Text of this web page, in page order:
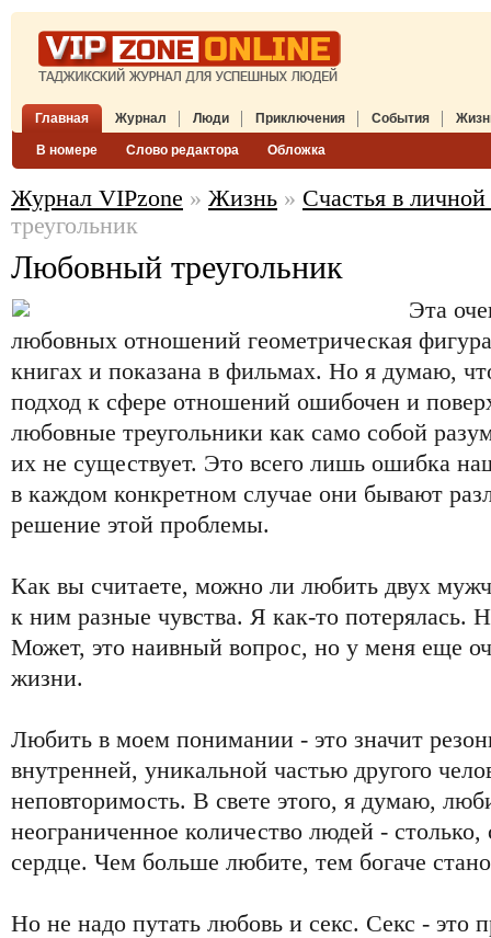
Главная Журнал
В номере Слово редактора Обложка
Люди Приключения События
Журнал VIPzone » Жизнь » Счастья в
треугольник
Любовный треугольник
Эта
любовных отношений геометрическая
книгах и показана в фильмах. Но я думаю,
подход к сфере отношений ошибочен и
любовные треугольники как само собой
их не существует. Это всего лишь ошибка
в каждом конкретном случае они бывают
решение этой проблемы.
Как вы считаете, можно ли любить двух
к ним разные чувства. Я как-то потерялась.
Может, это наивный вопрос, но у меня еще
жизни.
Любить в моем понимании - это значит
внутренней, уникальной частью другого
неповторимость. В свете этого, я думаю,
неограниченное количество людей -
сердце. Чем больше любите, тем богаче
Но не надо путать любовь и секс. Секс - это